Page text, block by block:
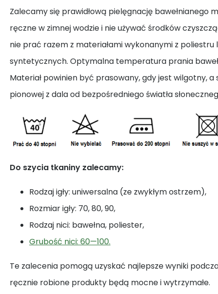
Zalecamy się prawidłową pielęgnację bawełnianego
ręczne w zimnej wodzie i nie używać środków
nie prać razem z materiałami wykonanymi z poliestru
syntetycznych. Optymalna temperatura prania
Materiał powinien być prasowany, gdy jest wilgotny, a
pionowej z dala od bezpośredniego światła
Do szycia tkaniny zalecamy:
Rodzaj igły: uniwersalna (ze zwykłym ostrzem),
Rozmiar igły: 70, 80, 90,
Rodzaj nici: bawełna, poliester,
Grubość nici: 60—100.
Te zalecenia pomogą uzyskać najlepsze wyniki
ręcznie robione produkty będą mocne i wytrzymałe.